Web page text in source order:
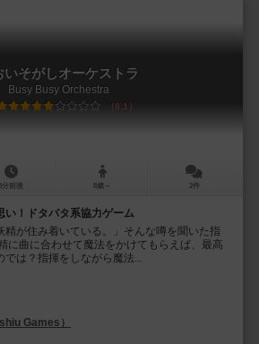
いそがしオーケストラ
Busy Busy Orchestra
6.1
分前後 8歳～ 2件
い！ドタバタ系協力ゲーム
精が住み着いている。」そんな噂を聞いた指
に曲に合わせて魔法をかけてもらえば、最高
は？指揮をしながら魔法...
Games）